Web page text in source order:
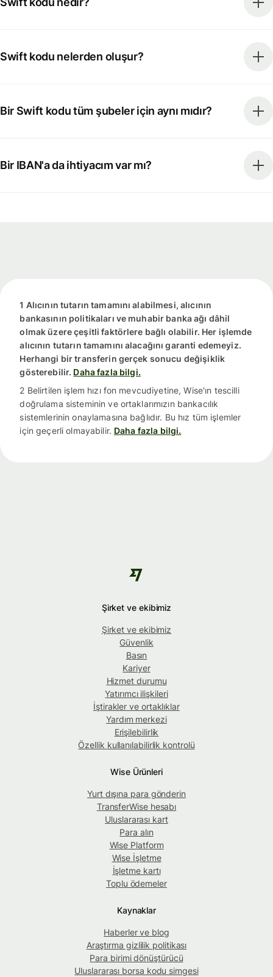
Swift kodu nelerden oluşur?
Bir Swift kodu tüm şubeler için aynı mıdır?
Bir IBAN'a da ihtiyacım var mı?
1 Alıcının tutarın tamamını alabilmesi, alıcının
bankasının politikaları ve muhabir banka ağı dâhil
olmak üzere çeşitli faktörlere bağlı olabilir. Her işlemde
alıcının tutarın tamamını alacağını garanti edemeyiz.
Herhangi bir transferin gerçek sonucu değişiklik
gösterebilir. Daha fazla bilgi.
2 Belirtilen işlem hızı fon mevcudiyetine, Wise'ın tescilli
doğrulama sisteminin ve ortaklarımızın bankacılık
sistemlerinin onaylamasına bağlıdır. Bu hız tüm işlemler
için geçerli olmayabilir. Daha fazla bilgi.
Şirket ve ekibimiz
Şirket ve ekibimiz
Güvenlik
Basın
Kariyer
Hizmet durumu
Yatırımcı ilişkileri
İştirakler ve ortaklıklar
Yardım merkezi
Erişilebilirlik
Özellik kullanılabilirlik kontrolü
Wise Ürünleri
Yurt dışına para gönderin
TransferWise hesabı
Uluslararası kart
Para alın
Wise Platform
Wise İşletme
İşletme kartı
Toplu ödemeler
Kaynaklar
Haberler ve blog
Araştırma gizlilik politikası
Para birimi dönüştürücü
Uluslararası borsa kodu simgesi